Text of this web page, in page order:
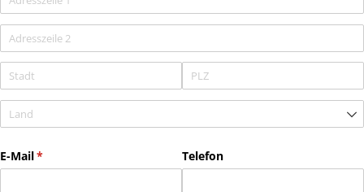
E-Mail*
(erforderlich) Telefon